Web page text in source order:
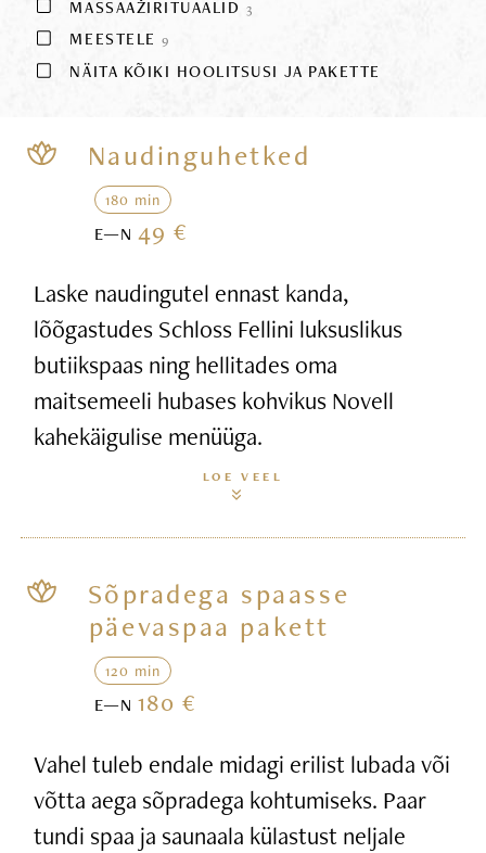
MASSAAŽIRITUAALID 3
MEESTELE9
NÄITA KÕIKI HOOLITSUSI JA PAKETTE
Naudinguhetked
180 min
E—N49 €
Laske naudingutel ennast kanda,
lõõgastudes Schloss Fellini luksuslikus
butiikspaas ning hellitades oma
maitsemeeli hubases kohvikus Novell
kahekäigulise menüüga.
LOE VEEL
Sõpradega spaasse
päevaspaa pakett
120 min
E—N180 €
Vahel tuleb endale midagi erilist lubada või
võtta aega sõpradega kohtumiseks. Paar
tundi spaa ja saunaala külastust neljale